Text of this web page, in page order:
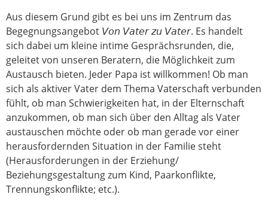
Aus diesem Grund gibt es bei uns im Zentrum das
Begegnungsangebot 𝘝𝘰𝘯 𝘝𝘢𝘵𝘦𝘳 𝘻𝘶 𝘝𝘢𝘵𝘦𝘳. Es handelt
sich dabei um kleine intime Gesprächsrunden, die,
geleitet von unseren Beratern, die Möglichkeit zum
Austausch bieten. Jeder Papa ist willkommen! Ob man
sich als aktiver Vater dem Thema Vaterschaft verbunden
fühlt, ob man Schwierigkeiten hat, in der Elternschaft
anzukommen, ob man sich über den Alltag als Vater
austauschen möchte oder ob man gerade vor einer
herausfordernden Situation in der Familie steht
(Herausforderungen in der Erziehung/
Beziehungsgestaltung zum Kind, Paarkonflikte,
Trennungskonflikte; etc.).